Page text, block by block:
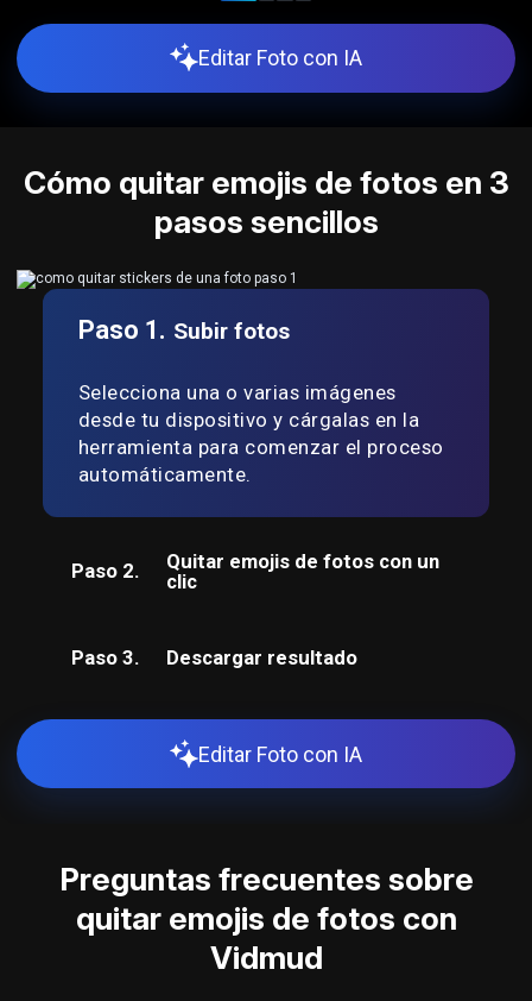
Editar Foto con IA
Cómo quitar emojis de fotos en 3
pasos sencillos
Paso 1. Subir fotos
Selecciona una o varias imágenes
desde tu dispositivo y cárgalas en la
herramienta para comenzar el proceso
automáticamente.
Paso 2.
Quitar emojis de fotos con un
clic
Paso 3. Descargar resultado
Editar Foto con IA
Preguntas frecuentes sobre
quitar emojis de fotos con
Vidmud